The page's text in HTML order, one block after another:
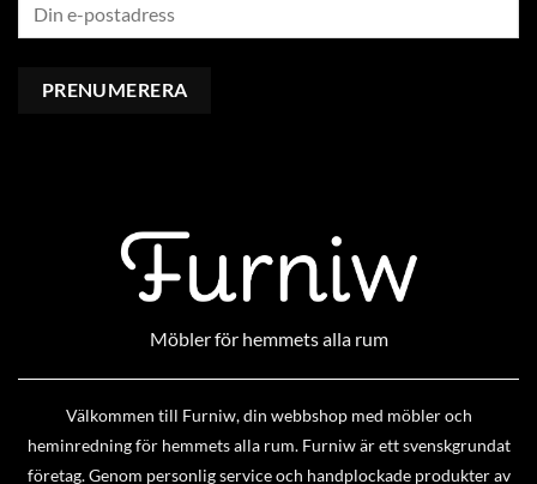
Möbler för hemmets alla rum
Välkommen till Furniw, din webbshop med möbler och
heminredning för hemmets alla rum. Furniw är ett svenskgrundat
företag. Genom personlig service och handplockade produkter av